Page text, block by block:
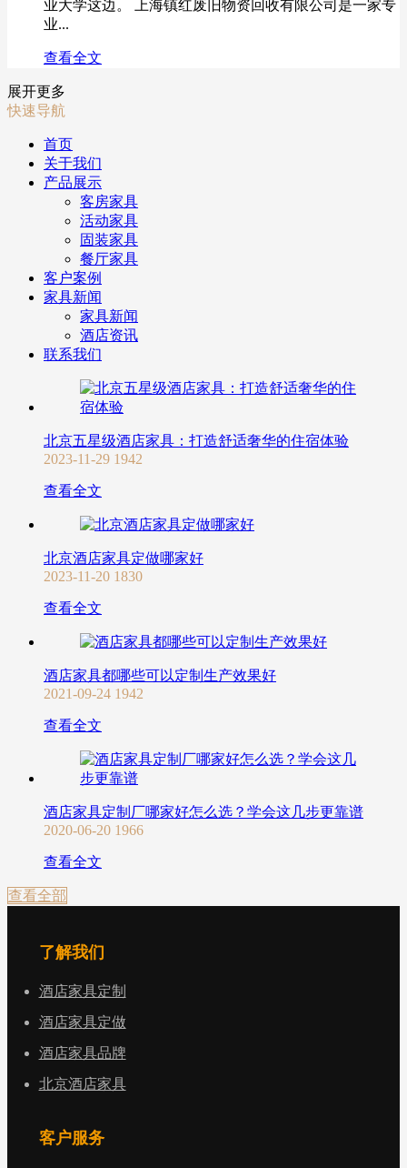
业大学这边。 上海镇红废旧物资回收有限公司是一家专
业...
查看全文
展开更多
快速导航
首页
关于我们
产品展示
客房家具
活动家具
固装家具
餐厅家具
客户案例
家具新闻
家具新闻
酒店资讯
联系我们
北京五星级酒店家具：打造舒适奢华的住宿体验
2023-11-29 1942
查看全文
北京酒店家具定做哪家好
2023-11-20 1830
查看全文
酒店家具都哪些可以定制生产效果好
2021-09-24 1942
查看全文
酒店家具定制厂哪家好怎么选？学会这几步更靠谱
2020-06-20 1966
查看全文
查看全部
了解我们
酒店家具定制
酒店家具定做
酒店家具品牌
北京酒店家具
客户服务